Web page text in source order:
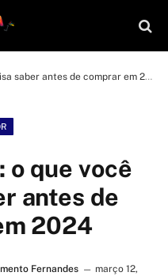
saber antes de comprar em 2024
o que você
antes de
2024
Fernandes
março 12,